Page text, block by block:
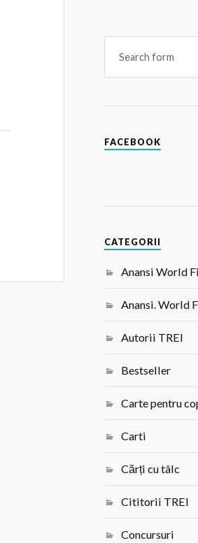
FACEBOOK
CATEGORII
Anansi World
Anansi. World
Autorii TREI
Bestseller
Carte pentru
Carti
Cărți cu tâlc
Cititorii TREI
Concursuri